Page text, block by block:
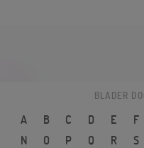
BLADER
A B C D E F
N
O P Q R S